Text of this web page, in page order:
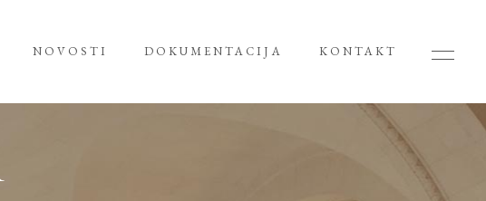
NOVOSTI DOKUMENTACIJA KONTAKT